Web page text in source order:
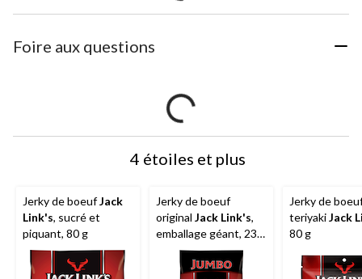
Foire aux questions
4 étoiles et plus
Jerky de boeufJack
Link's, sucré et
piquant, 80 g
Jerky de boeuf
original Jack Link's,
emballage géant, 230
Jerky de
teriyakiJack
80 g